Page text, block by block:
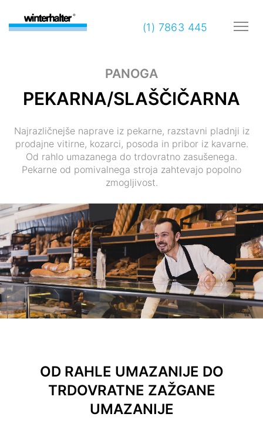
(1) 7863 445
PANOGA
PEKARNA/SLAŠČIČARNA
Najrazličnejše naprave iz pekarne, razstavni pladnji iz
prodajne vitirne, kozarci, posoda in pribor iz kavarne.
Od rahlo umazanega do trdovratno zasušenega.
Pekarne od pomivalnega stroja zahtevajo popolno
zmogljivost.
OD RAHLE UMAZANIJE DO
TRDOVRATNE ZAŽGANE
UMAZANIJE